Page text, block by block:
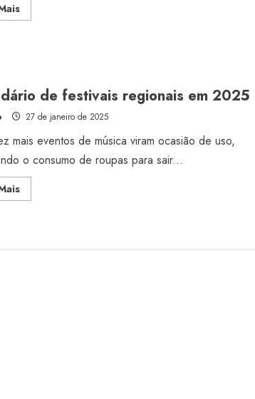
Read
more
em
2026de festivais regionais em 2025
27 de janeiro de 2025
mais eventos de música viram ocasião de uso,
o consumo de roupas para sair...
Read
more